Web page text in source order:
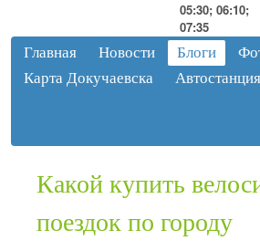
05:30; 06:10;
07:35
Главная Новости Блоги
Карта Докучаевска
Какой купить
поездок по городу